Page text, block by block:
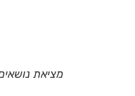
מציאת